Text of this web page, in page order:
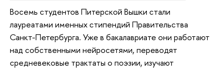
Восемь студентов Питерской Вышки стали
лауреатами именных стипендий Правительства
Санкт-Петербурга. Уже в бакалавриате они работают
над собственными нейросетями, переводят
средневековые трактаты о поэзии, изучают